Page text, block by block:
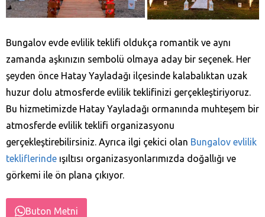
Bungalov evde evlilik teklifi oldukça romantik ve aynı
zamanda aşkınızın sembolü olmaya aday bir seçenek. Her
şeyden önce Hatay Yayladağı‎ ilçesinde kalabalıktan uzak
huzur dolu atmosferde evlilik teklifinizi gerçekleştiriyoruz.
Bu hizmetimizde Hatay Yayladağı‎ ormanında muhteşem bir
atmosferde evlilik teklifi organizasyonu
gerçekleştirebilirsiniz. Ayrıca ilgi çekici olan Bungalov evlilik
tekliflerinde ışıltısı organizasyonlarımızda doğallığı ve
görkemi ile ön plana çıkıyor.
Buton Metni